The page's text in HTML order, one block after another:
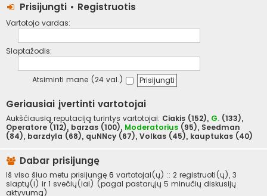
Prisijungti • Registruotis
Vartotojo vardas:
Slaptažodis:
Atsiminti mane (24 val.)
Geriausiai įvertinti vartotojai
Aukščiausią reputaciją turintys vartotojai: Ciakis (152), G. (133),
Operatore (112), barzas (100), Moderatorius (95), Seedman
(84), barzdyla (68), quNNcy (67), Volkas (45), kauptukas (40)
Dabar prisijungę
Iš viso šiuo metu prisijungę 6 vartotojai(ų) :: 2 registruoti(ų), 3
slaptų(i) ir 1 svečių(iai) (pagal pastarųjų 5 minučių diskusijų
aktyvumą)